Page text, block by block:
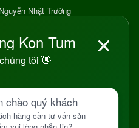
Nhật Trường
Khu 37 Hộ Xã Măng Đen Tỉnh